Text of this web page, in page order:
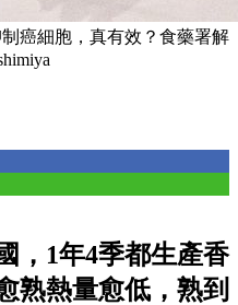
癌細胞，真有效？食藥署解
，1年4季都生產香
熟熱量愈低，熟到